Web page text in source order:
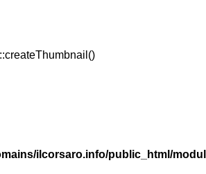
ilcorsaro.info/public_html/